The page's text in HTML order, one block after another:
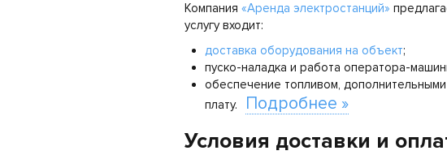
Компания «Аренда электростанций»
услугу входит:
доставка оборудования на объект;
пуско-наладка и работа оператора-
обеспечение топливом,
плату.
Подробнее »
Условия доставки и